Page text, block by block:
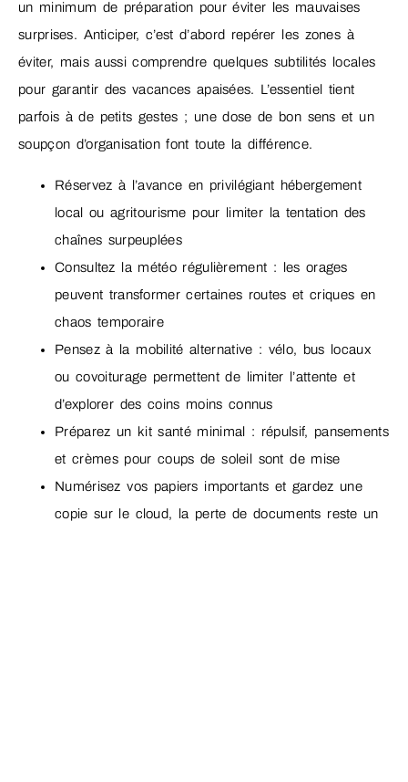
un minimum de préparation pour éviter les mauvaises
surprises. Anticiper, c’est d’abord repérer les zones à
éviter, mais aussi comprendre quelques subtilités locales
pour garantir des vacances apaisées. L’essentiel tient
parfois à de petits gestes ; une dose de bon sens et un
soupçon d’organisation font toute la différence.
Réservez à l’avance en privilégiant hébergement
local ou agritourisme pour limiter la tentation des
chaînes surpeuplées
Consultez la météo régulièrement : les orages
peuvent transformer certaines routes et criques en
chaos temporaire
Pensez à la mobilité alternative : vélo, bus locaux
ou covoiturage permettent de limiter l’attente et
d’explorer des coins moins connus
Préparez un kit santé minimal : répulsif, pansements
et crèmes pour coups de soleil sont de mise
Numérisez vos papiers importants et gardez une
copie sur le cloud, la perte de documents reste un